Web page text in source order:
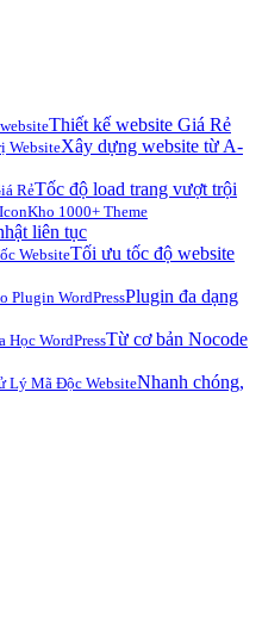
Thiết kế website Giá Rẻ
WebsiteXây dựng website từ A-
RẻTốc độ load trang vượt trội
Kho 1000+ Theme
liên tục
WebsiteTối ưu tốc độ website
Plugin WordPressPlugin đa dạng
Học WordPressTừ cơ bản Nocode
Lý Mã Độc WebsiteNhanh chóng,